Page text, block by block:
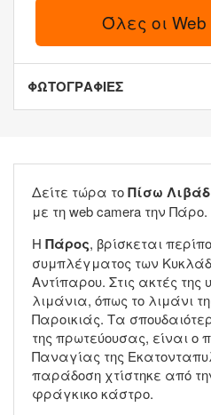
Όλες οι
ΦΩΤΟΓΡΑΦΙΕΣ
Δείτε τώρα τοΠίσω
με τη web camera την Πάρο.
Η Πάρος, βρίσκεται
συμπλέγματος των
Αντίπαρου. Στις ακτές
λιμάνια, όπως το λιμάνι
Παροικιάς. Τα
της πρωτεύουσας, είναι ο
Παναγίας της
παράδοση χτίστηκε από
φράγκικο κάστρο.